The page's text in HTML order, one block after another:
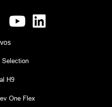
Selection
H9
One Flex